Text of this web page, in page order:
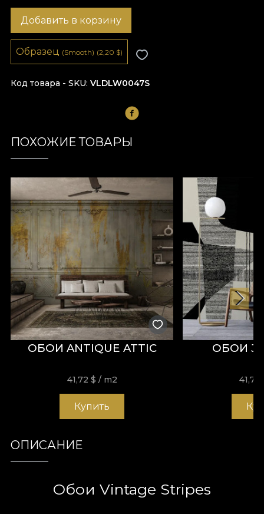
Код товара - SKU VLDLW0047S
Добавить в корзину
Образец (Smooth) (2,20 $)
ПОХОЖИЕ ТОВАРЫ
ОБОИ ANTIQUE ATTIC
41,72 $ / m2
Купить
ОБОИ
41,72
ОПИСАНИЕ
Обои Vintage Stripes